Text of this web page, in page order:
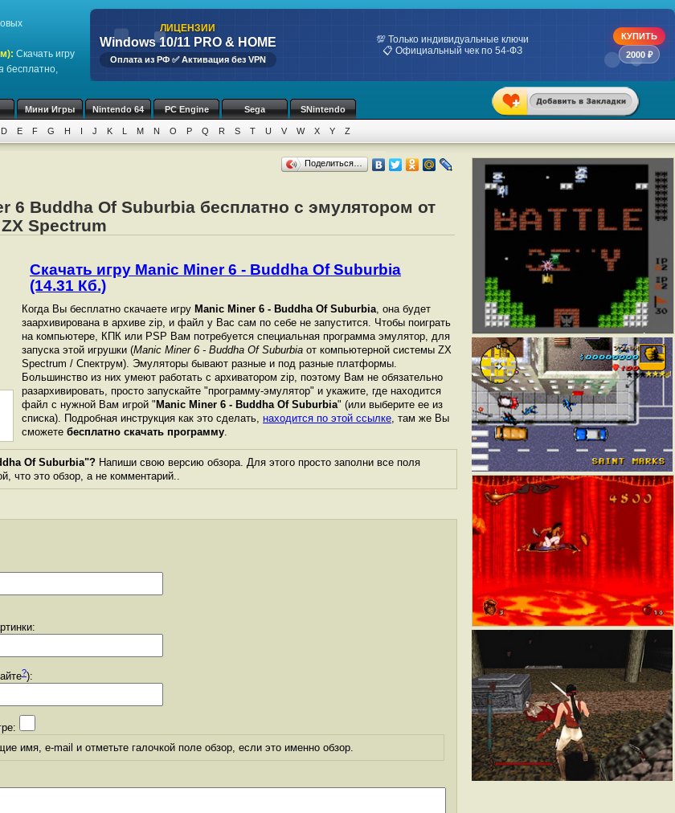
: Скачать игру
бесплатно,
ЛИЦЕНЗИИ
Windows 10/11 PRO & HOME
Оплата из РФ ✅ Активация без VPN
🔑 Оригинальные лицензии Microsoft Retail
⚡ Мгновенная доставка на Email
КУПИТЬ
2000 ₽
Мини Игры Nintendo 64 PC Engine Sega SNintendo
D E F G H I J K L M N O P Q R S T U V W X Y Z
Поделиться…
6 Buddha Of Suburbia бесплатно с эмулятором от
Spectrum
Скачать игру Manic Miner 6 - Buddha Of Suburbia
(14.31 Кб.)
Когда Вы бесплатно скачаете игру Manic Miner 6 - Buddha Of Suburbia, она будет
заархивирована в архиве zip, и файл у Вас сам по себе не запустится. Чтобы поиграть
на компьютере, КПК или PSP Вам потребуется специальная программа эмулятор, для
запуска этой игрушки (Manic Miner 6 - Buddha Of Suburbia от компьютерной системы ZX
Spectrum / Спектрум). Эмуляторы бывают разные и под разные платформы.
Большинство из них умеют работать с архиватором zip, поэтому Вам не обязательно
разархивировать, просто запускайте "программу-эмулятор" и укажите, где находится
файл с нужной Вам игрой " Manic Miner 6 - Buddha Of Suburbia" (или выберите ее из
списка). Подробная инструкция как это сделать, находится по этой ссылке, там же Вы
сможете бесплатно скачать программу.
Of Suburbia"? Напиши свою версию обзора. Для этого просто заполни все поля
что это обзор, а не комментарий..
?):
имя, e-mail и отметьте галочкой поле обзор, если это именно обзор.